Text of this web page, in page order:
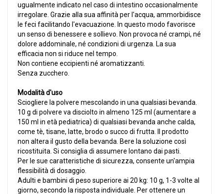
ugualmente indicato nel caso di intestino occasionalmente
irregolare. Grazie alla sua affinità per l'acqua, ammorbidisce
le feci facilitando l'evacuazione. In questo modo favorisce
un senso di benessere e sollievo. Non provoca né crampi, né
dolore addominale, né condizioni di urgenza. La sua
efficacia non si riduce nel tempo.
Non contiene eccipienti né aromatizzanti.
Senza zucchero.
Modalità d'uso
Sciogliere la polvere mescolando in una qualsiasi bevanda.
10 g di polvere va disciolto in almeno 125 ml (aumentare a
150 ml in età pediatrica) di qualsiasi bevanda anche calda,
come tè, tisane, latte, brodo o succo di frutta. Il prodotto
non altera il gusto della bevanda. Bere la soluzione così
ricostituita. Si consiglia di assumere lontano dai pasti.
Per le sue caratteristiche di sicurezza, consente un'ampia
flessibilità di dosaggio.
Adulti e bambini di peso superiore ai 20 kg: 10 g, 1-3 volte al
giorno, secondo la risposta individuale. Per ottenere un